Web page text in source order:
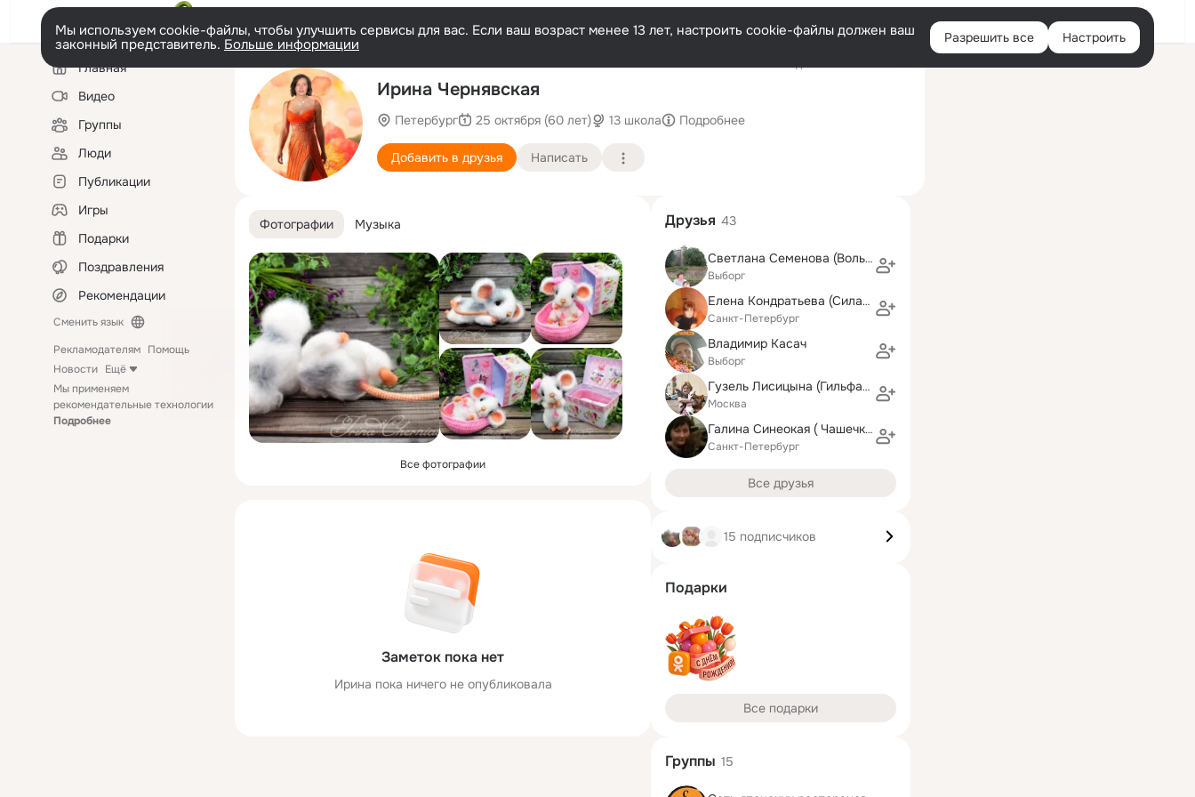
Войти
Мы используем cookie-файлы, чтобы улучшить сервисы для вас. Если ваш возраст менее 13 лет, настроить cookie-файлы должен ваш
законный представитель. Больше информации Разрешить все Настроить
Левая
колонкаГлавная
Видео
Группы
Люди
Публикации
Игры
Подарки
Поздравления
Рекомендации
Сменить язык
Рекламодателям Помощь
Новости Ещё
Мы применяем
рекомендательные технологии
Подробнее
Ирина Чернявская
Петербург 25 октября (60 лет) 13 школа Подробнее
Добавить в друзья Написать
Фотографии Музыка
Все фотографии
Заметок пока нет
Ирина пока ничего не опубликовала
Друзья 43
Светлана Семенова (Вольнова)
Выборг
Елена Кондратьева (Силакова)
Санкт-Петербург
Владимир Касач
Выборг
Гузель Лисицына (Гильфанова)
Москва
Галина Синеокая ( Чашечкина)
Санкт-Петербург
Все друзья
15 подписчиков
Подарки
Все подарки
Группы 15